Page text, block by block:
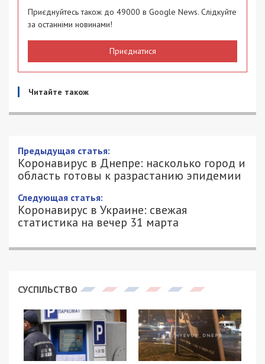
Приєднуйтесь також до 49000 в Google News. Слідкуйте
за останніми новинами!
Приєднатися
Читайте також
Предыдущая статья:
Коронавирус в Днепре: насколько город и
область готовы к разрастанию эпидемии
Следующая статья:
Коронавирус в Украине: свежая
статистика на вечер 31 марта
СУСПІЛЬСТВО